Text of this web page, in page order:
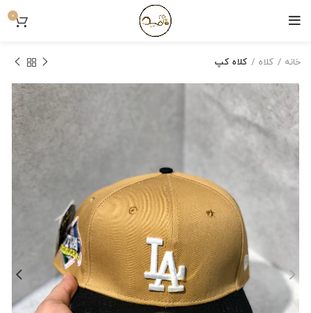
0
خانه کلاه کلاه کپ